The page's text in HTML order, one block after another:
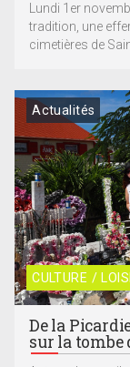
Lundi 1er
tradition, une
cimetières de
CULTURE /
Actualités
De la
sur la tombe